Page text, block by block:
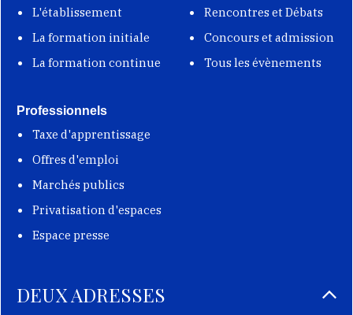
L'établissement
La formation initiale
La formation continue
Rencontres et Débats
Concours et admission
Tous les évènements
Professionnels
Taxe d'apprentissage
Offres d'emploi
Marchés publics
Privatisation d'espaces
Espace presse
DEUX ADRESSES